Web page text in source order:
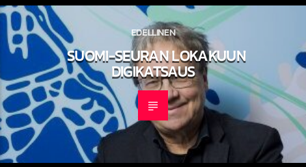
EDELLINEN
SUOMI-SEURAN LOKAKUUN
DIGIKATSAUS